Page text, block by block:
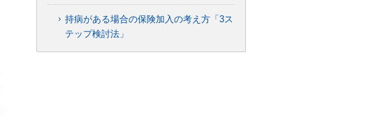
持病がある場合の保険加入の考え方「3ス
テップ検討法」